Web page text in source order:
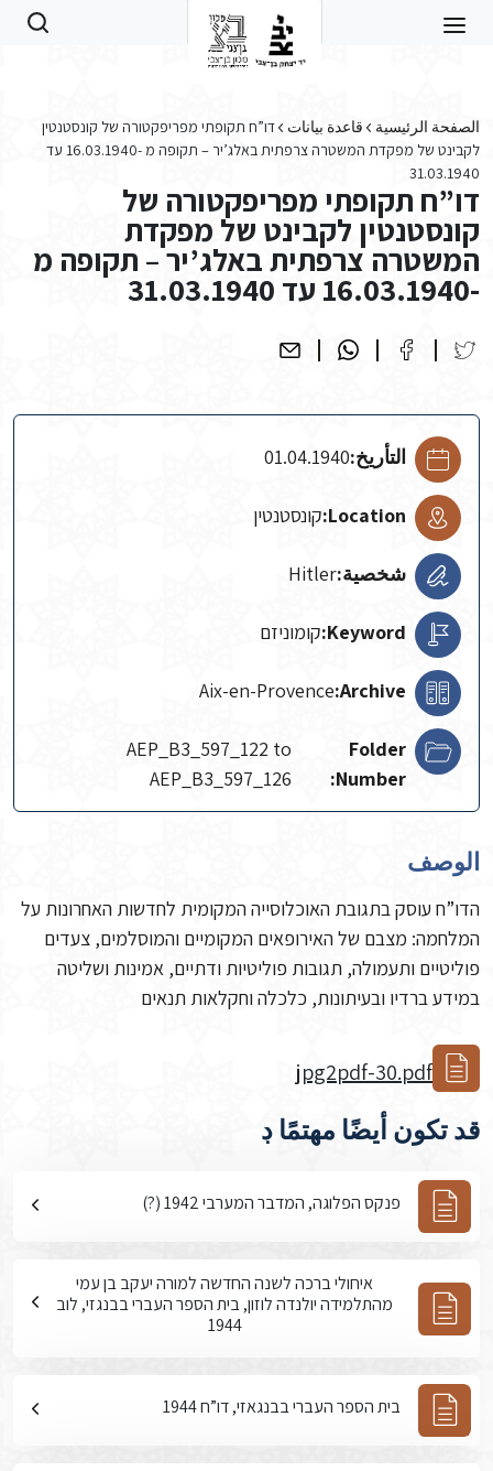
الصفحة الرئيسية قاعدة بيانات
דו”ח תקופתי מפריפקטורה של קונסטנטין
לקבינט של מפקדת המשטרה צרפתית באלג’יר – תקופה מ -16.03.1940 עד
31.03.1940
דו”ח תקופתי מפריפקטורה של
קונסטנטין לקבינט של מפקדת
המשטרה צרפתית באלג’יר – תקופה מ
-16.03.1940 עד 31.03.1940
التأريخ:01.04.1940
Location: קונסטנטין
شخصية:Hitler
Keyword: קומוניזם
Archive:
Aix-en-Provence
Folder
Number:
AEP_B3_597_122 to
AEP_B3_597_126
الوصف
הדו”ח עוסק בתגובת האוכלוסייה המקומית לחדשות האחרונות על
המלחמה: מצבם של האירופאים המקומיים והמוסלמים, צעדים
פוליטיים ותעמולה, תגובות פוליטיות ודתיים, אמינות ושליטה
במידע ברדיו ובעיתונות, כלכלה וחקלאות תנאים
jpg2pdf-30.pdf
قد تكون أيضًا مهتمًا ڊ
פנקס הפלוגה, המדבר המערבי 1942 (?)
איחולי ברכה לשנה החדשה למורה יעקב בן עמי
מהתלמידה יולנדה לוזון, בית הספר העברי בבנגזי, לוב
1944
בית הספר העברי בבנגאזי, דו”ח 1944